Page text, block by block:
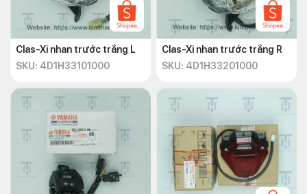
từ chất liệu ABS hoặc nhôm đúc nguyên khối. Mỗi chất
liệu đều có những ưu điểm riêng tùy thuộc vào mục đích
sử dụng của bạn là gì. Tuy nhiên, để xe không bị rung lắc
hay khó khăn trong quá trình di chuyển thì bạn nên ưu
có khả năng chịu trọng lượng đủ để chứa các đồ đạc bạn
muốn vận chuyển.
Phù hợp với xe máy:
Mỗi loại xe có thiết kế khung khác
nhau, vì vậy cảng sau cần phải tương thích với xe của
bạn.
Lựa chọn địa chỉ uy tín để mua hàng:Nên mua sản
phẩm từ những cửa hàng uy tín, có danh tiếng trên thị
Clas-Xi nhan trước trắng L
SKU: 4D1H33101000
Clas-Xi nhan trước trắng R
SKU: 4D1H33201000